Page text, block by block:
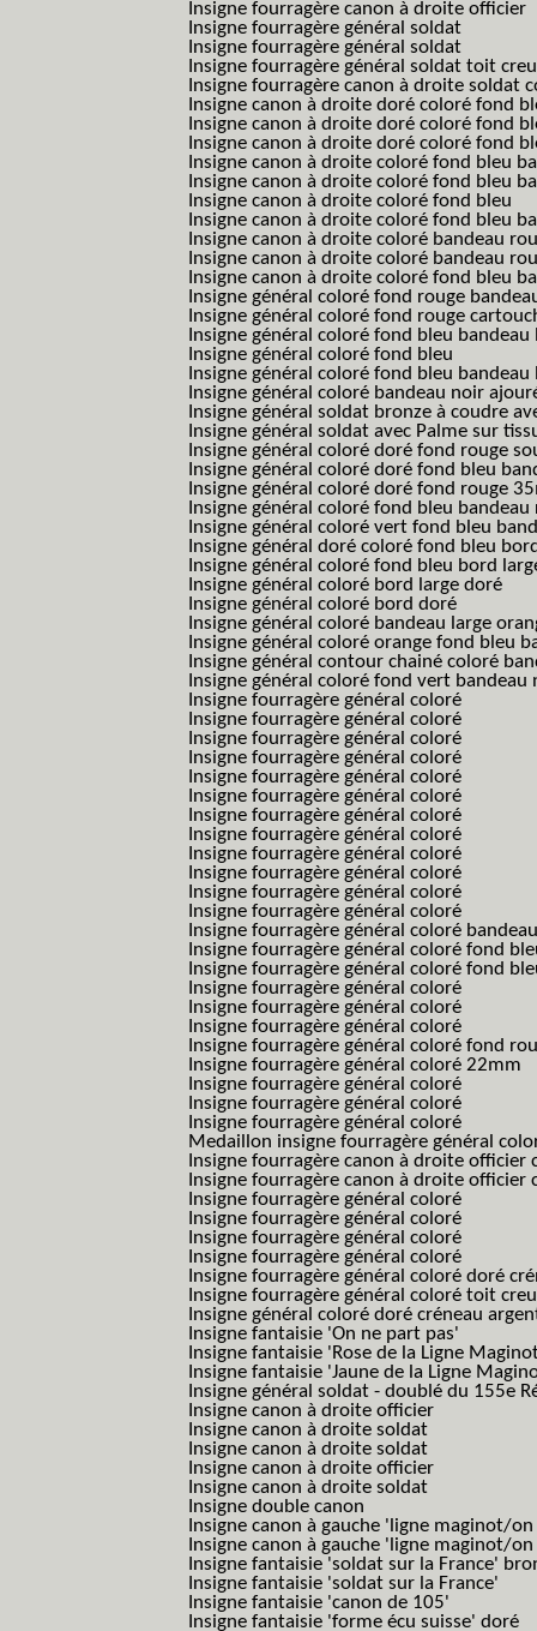
Insigne fourragère canon à droite officier
Insigne fourragère général soldat
Insigne fourragère général soldat
Insigne fourragère général soldat toit
Insigne fourragère canon à droite soldat
Insigne canon à droite doré coloré fond
Insigne canon à droite doré coloré fond
Insigne canon à droite doré coloré fond
Insigne canon à droite coloré fond bleu
Insigne canon à droite coloré fond bleu
Insigne canon à droite coloré fond bleu
Insigne canon à droite coloré fond bleu
Insigne canon à droite coloré bandeau
Insigne canon à droite coloré bandeau
Insigne canon à droite coloré fond bleu
Insigne général coloré fond rouge
Insigne général coloré fond rouge
Insigne général coloré fond bleu bandeau
Insigne général coloré fond bleu
Insigne général coloré fond bleu bandeau
Insigne général coloré bandeau noir
Insigne général soldat bronze à coudre
Insigne général soldat avec Palme sur
Insigne général coloré doré fond rouge
Insigne général coloré doré fond bleu
Insigne général coloré doré fond rouge
Insigne général coloré fond bleu
Insigne général coloré vert fond bleu
Insigne général doré coloré fond bleu
Insigne général coloré fond bleu bord
Insigne général coloré bord large doré
Insigne général coloré bord doré
Insigne général coloré bandeau large
Insigne général coloré orange fond bleu
Insigne général contour chainé coloré
Insigne général coloré fond vert bandeau
Insigne fourragère général coloré
Insigne fourragère général coloré
Insigne fourragère général coloré
Insigne fourragère général coloré
Insigne fourragère général coloré
Insigne fourragère général coloré
Insigne fourragère général coloré
Insigne fourragère général coloré
Insigne fourragère général coloré
Insigne fourragère général coloré
Insigne fourragère général coloré
Insigne fourragère général coloré
Insigne fourragère général coloré
Insigne fourragère général coloré fond
Insigne fourragère général coloré fond
Insigne fourragère général coloré
Insigne fourragère général coloré
Insigne fourragère général coloré
Insigne fourragère général coloré fond
Insigne fourragère général coloré 22mm
Insigne fourragère général coloré
Insigne fourragère général coloré
Insigne fourragère général coloré
Medaillon insigne fourragère général
Insigne fourragère canon à droite
Insigne fourragère canon à droite
Insigne fourragère général coloré
Insigne fourragère général coloré
Insigne fourragère général coloré
Insigne fourragère général coloré
Insigne fourragère général coloré doré
Insigne fourragère général coloré toit
Insigne général coloré doré créneau
Insigne fantaisie 'On ne part pas'
Insigne fantaisie 'Rose de la Ligne
Insigne fantaisie 'Jaune de la Ligne
Insigne général soldat - doublé du 155e
Insigne canon à droite officier
Insigne canon à droite soldat
Insigne canon à droite soldat
Insigne canon à droite officier
Insigne canon à droite soldat
Insigne double canon
Insigne canon à gauche 'ligne maginot/
Insigne canon à gauche 'ligne maginot/
Insigne fantaisie 'soldat sur la France'
Insigne fantaisie 'soldat sur la France'
Insigne fantaisie 'canon de 105'
Insigne fantaisie 'forme écu suisse' doré